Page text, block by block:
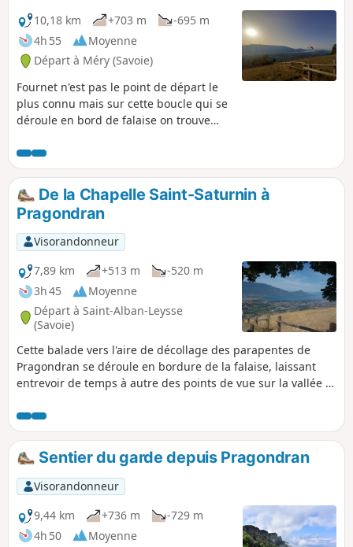
10,18 km
+703 m
-695 m
4h 55
Moyenne
Départ à Méry (Savoie)
Fournet n'est pas le point de départ le
plus connu mais sur cette boucle qui se
déroule en bord de falaise on trouve
diversifiés, en passant par l'aire de
décollage des parapentes.
De la Chapelle Saint-Saturnin à
Pragondran
Visorandonneur
7,89 km
+513 m
-520 m
3h 45
Moyenne
Départ à Saint-Alban-Leysse
(Savoie)
Cette balade vers l'aire de décollage des parapentes de
Pragondran se déroule en bordure de la falaise, laissant
entrevoir de temps à autre des points de vue sur la vallée et
Sentier du garde depuis Pragondran
Visorandonneur
9,44 km
+736 m
-729 m
4h 50
Moyenne